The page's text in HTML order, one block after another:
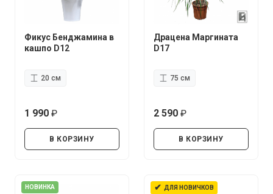
Фикус Бенджамина в
кашпо D12
20 см
1 990
В КОРЗИНУ
Драцена Маргината
D17
75 см
2 590
В КОРЗИНУ
НОВИНКА ✔ ДЛЯ НОВИЧКОВ